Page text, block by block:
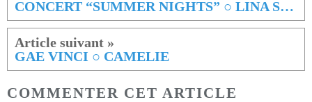
CONCERT “SUMMER NIGHTS” ○ LINA STALYTE
GAE VINCI ○ CAMELIE
COMMENTER CET ARTICLE